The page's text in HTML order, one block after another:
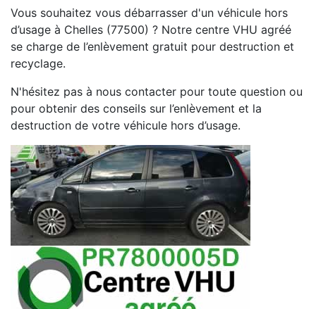
Vous souhaitez vous débarrasser d'un véhicule hors
d’usage à Chelles (77500) ? Notre centre VHU agréé
se charge de l’enlèvement gratuit pour destruction et
recyclage.
N'hésitez pas à nous contacter pour toute question ou
pour obtenir des conseils sur l’enlèvement et la
destruction de votre véhicule hors d’usage.